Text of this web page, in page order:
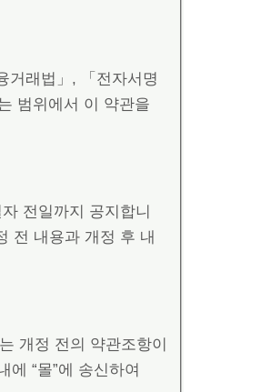
거래법」, 「전자서명
범위에서 이 약관을
전일까지 공지합니
전 내용과 개정 후 내
개정 전의 약관조항이
“몰”에 송신하여